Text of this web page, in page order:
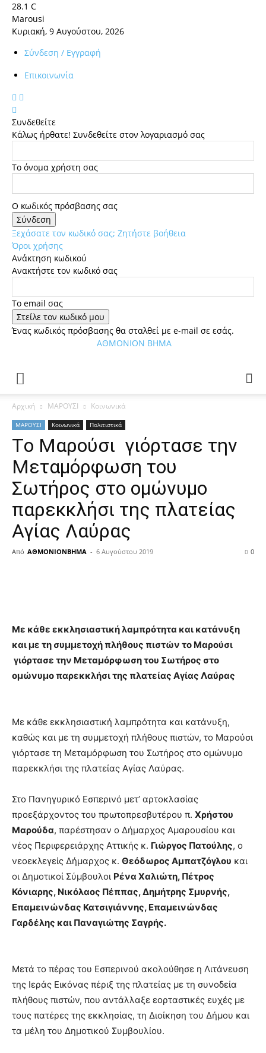
28.1 C
Marousi
Κυριακή, 9 Αυγούστου, 2026
Σύνδεση / Εγγραφή
Επικοινωνία
Συνδεθείτε
Κάλως ήρθατε! Συνδεθείτε στον λογαριασμό σας
Το όνομα χρήστη σας
Ο κωδικός πρόσβασης σας
Ξεχάσατε τον κωδικό σας; Ζητήστε βοήθεια
Όροι χρήσης
Ανάκτηση κωδικού
Ανακτήστε τον κωδικό σας
Tο email σας
Ένας κωδικός πρόσβασης θα σταλθεί με e-mail σε εσάς.
ΑΘΜΟΝΙΟΝ ΒΗΜΑ
Αρχική ΜΑΡΟΥΣΙ Κοινωνικά
ΜΑΡΟΥΣΙ Κοινωνικά Πολιτιστικά
Tο Μαρούσι γιόρτασε την
Μεταμόρφωση του
Σωτήρος στο ομώνυμο
παρεκκλήσι της πλατείας
Αγίας Λαύρας
Από ΑΘΜΟΝΙΟΝΒΗΜΑ - 6 Αυγούστου 2019 0
Με κάθε εκκλησιαστική λαμπρότητα και κατάνυξη
και με τη συμμετοχή πλήθους πιστών το Μαρούσι
γιόρτασε την Μεταμόρφωση του Σωτήρος στο
ομώνυμο παρεκκλήσι της πλατείας Αγίας Λαύρας
Με κάθε εκκλησιαστική λαμπρότητα και κατάνυξη,
καθώς και με τη συμμετοχή πλήθους πιστών, το Μαρούσι
γιόρτασε τη Μεταμόρφωση του Σωτήρος στο ομώνυμο
παρεκκλήσι της πλατείας Αγίας Λαύρας.
Στο Πανηγυρικό Εσπερινό μετ’ αρτοκλασίας
προεξάρχοντος του πρωτοπρεσβυτέρου π. Χρήστου
Μαρούδα, παρέστησαν ο Δήμαρχος Αμαρουσίου και
νέος Περιφερειάρχης Αττικής κ. Γιώργος Πατούλης, ο
νεοεκλεγείς Δήμαρχος κ. Θεόδωρος Αμπατζόγλου και
οι Δημοτικοί Σύμβουλοι Ρένα Χαλιώτη, Πέτρος
Κόνιαρης, Νικόλαος Πέππας, Δημήτρης Σμυρνής,
Επαμεινώνδας Κατσιγιάννης, Επαμεινώνδας
Γαρδέλης και Παναγιώτης Σαγρής.
Μετά το πέρας του Εσπερινού ακολούθησε η Λιτάνευση
της Ιεράς Εικόνας πέριξ της πλατείας με τη συνοδεία
πλήθους πιστών, που αντάλλαξε εορταστικές ευχές με
τους πατέρες της εκκλησίας, τη Διοίκηση του Δήμου και
τα μέλη του Δημοτικού Συμβουλίου.